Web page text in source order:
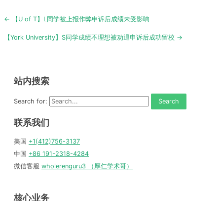
Post
← 【U of T】L同学被上报作弊申诉后成绩未受影响
【York University】S同学成绩不理想被劝退申诉后成功留校 →
站内搜索
Search for:
联系我们
美国 +1(412)756-3137
中国 +86 191-2318-4284
微信客服 wholerenguru3 （厚仁学术哥）
核心业务